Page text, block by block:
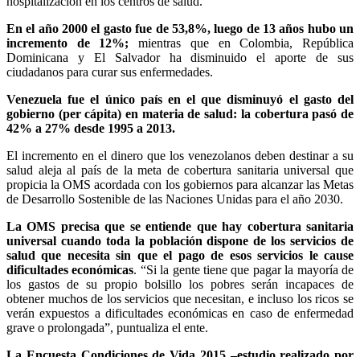
En el año 2000 el gasto fue de 53,8%, luego de 13 años hubo un
incremento de 12%;mientras que en Colombia, República
Dominicana y El Salvador ha disminuido el aporte de sus
ciudadanos para curar sus enfermedades.
Venezuela fue el único país en el que disminuyó el gasto del
gobierno (per cápita) en materia de salud: la cobertura pasó de
42% a 27% desde 1995 a 2013.
El incremento en el dinero que los venezolanos deben destinar a su
salud aleja al país de la meta de cobertura sanitaria universal que
propicia la OMS acordada con los gobiernos para alcanzar las Metas
de Desarrollo Sostenible de las Naciones Unidas para el año 2030.
La OMS precisa que se entiende que hay cobertura sanitaria
universal cuando toda la población dispone de los servicios de
salud que necesita sin que el pago de esos servicios le cause
dificultades económicas. “Si la gente tiene que pagar la mayoría de
los gastos de su propio bolsillo los pobres serán incapaces de
obtener muchos de los servicios que necesitan, e incluso los ricos se
verán expuestos a dificultades económicas en caso de enfermedad
grave o prolongada”, puntualiza el ente.